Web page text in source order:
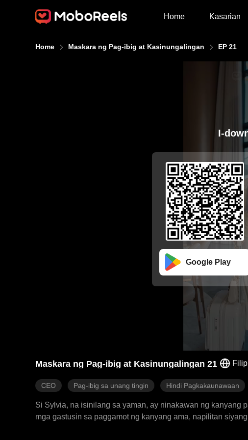
Home Kasarian
Home Maskara ng Pag-ibig at Kasinungalingan EP 21
I-
Google Play
Maskara ng Pag-ibig at Kasinungalingan 21
CEO Pag-ibig sa unang tingin Hindi Pagkakaunawaan
Si Sylvia, na isinilang sa yaman, ay ninakawan ng kanyang
mga gastusin sa paggamot ng kanyang ama, napilitan